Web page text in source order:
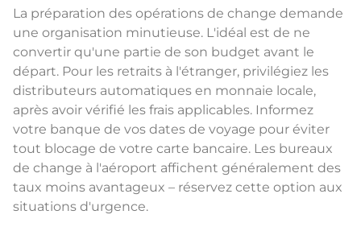
La préparation des opérations de change demande
une organisation minutieuse. L'idéal est de ne
convertir qu'une partie de son budget avant le
départ. Pour les retraits à l'étranger, privilégiez les
distributeurs automatiques en monnaie locale,
après avoir vérifié les frais applicables. Informez
votre banque de vos dates de voyage pour éviter
tout blocage de votre carte bancaire. Les bureaux
de change à l'aéroport affichent généralement des
taux moins avantageux – réservez cette option aux
situations d'urgence.